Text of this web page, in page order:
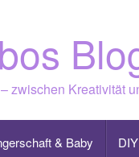
zwischen Kreativität
& Baby DIY